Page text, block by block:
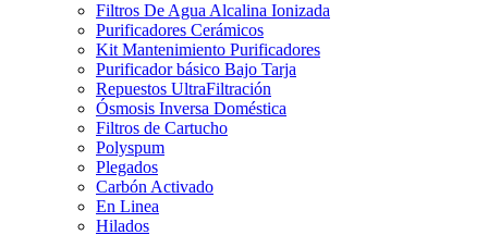
Filtros De Agua Alcalina Ionizada
Purificadores Cerámicos
Kit Mantenimiento Purificadores
Purificador básico Bajo Tarja
Repuestos UltraFiltración
Ósmosis Inversa Doméstica
Filtros de Cartucho
Polyspum
Plegados
Carbón Activado
En Linea
Hilados